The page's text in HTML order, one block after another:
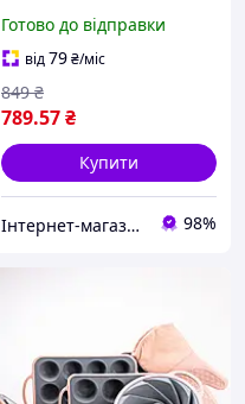
Готово до відправки
від79₴/міс
789.57₴
849 ₴
Купити
Інтернет-магазин Фаворит 98%